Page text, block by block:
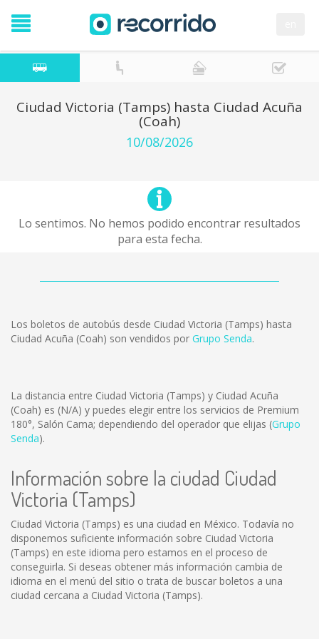
Ciudad Victoria (Tamps) hasta Ciudad Acuña
(Coah)
10/08/2026
Lo sentimos. No hemos podido encontrar resultados
para esta fecha.
Los boletos de autobús desde Ciudad Victoria (Tamps) hasta
Ciudad Acuña (Coah) son vendidos por Grupo Senda.
La distancia entre Ciudad Victoria (Tamps) y Ciudad Acuña
(Coah) es (N/A) y puedes elegir entre los servicios de Premium
180°, Salón Cama; dependiendo del operador que elijas (Grupo
Senda).
Información sobre la ciudad Ciudad
Victoria (Tamps)
Ciudad Victoria (Tamps) es una ciudad en México. Todavía no
disponemos suficiente información sobre Ciudad Victoria
(Tamps) en este idioma pero estamos en el proceso de
conseguirla. Si deseas obtener más información cambia de
idioma en el menú del sitio o trata de buscar boletos a una
ciudad cercana a Ciudad Victoria (Tamps).